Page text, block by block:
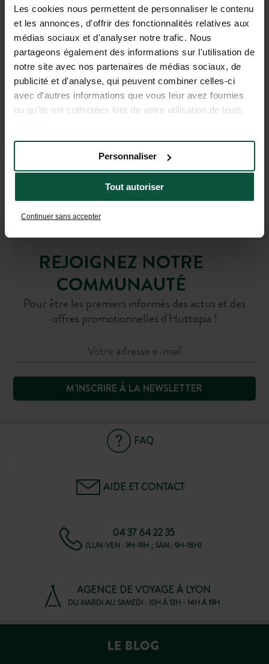
Les cookies nous permettent de personnaliser le contenu
et les annonces, d'offrir des fonctionnalités relatives aux
médias sociaux et d'analyser notre trafic. Nous
partageons également des informations sur l'utilisation de
notre site avec nos partenaires de médias sociaux, de
publicité et d'analyse, qui peuvent combiner celles-ci
avec d'autres informations que vous leur avez fournies
ou qu'ils ont collectées lors de votre utilisation de leurs
Tout autoriser
Personnaliser
Continuer sans accepter
barbecue pendant votre séjour, la Camping Card
offerte pour camper à prix réduit…
Rendez-vous dans votre Espace Huttopia pour
découvrir tous vos avantages en détails !
Téléchargez ici toutes les conditions d’utilisation d’Huttopia
Explorers
REJOIGNEZ NOTRE
COMMUNAUTÉ
Pour être les premiers informés des actus et des
offres promotionnelles d'Huttopia !
M'INSCRIRE À LA NEWSLETTER
FAQ
AIDE ET CONTACT
04 37 64 22 35
(LUN-VEN : 9H-19H ; SAM : 9H-18H)
AGENCE DE VOYAGE À LYON
DU MARDI AU SAMEDI : 10H À 13H - 14H À 19H